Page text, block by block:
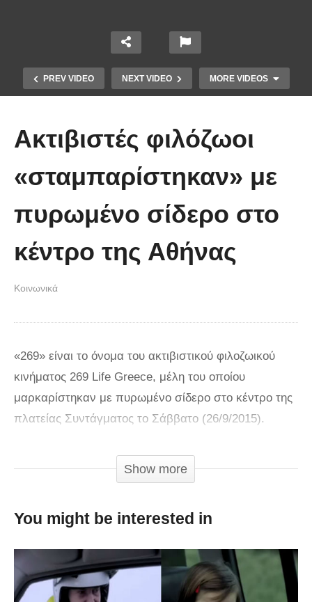
PREV VIDEO NEXT VIDEO MORE VIDEOS
Ένα ζευγάρι τον πρώτο χρόνο VS
(Βίντεο)
Ακτιβιστές φιλόζωοι
«σταμπαρίστηκαν» με
πυρωμένο σίδερο στο
κέντρο της Αθήνας
Κοινωνικά
«269» είναι το όνομα του ακτιβιστικού φιλοζωικού
κινήματος 269 Life Greece, μέλη του οποίου
μαρκαρίστηκαν με πυρωμένο σίδερο στο κέντρο της
πλατείας Συντάγματος το Σάββατο (26/9/2015).
«αποτύπωσαν στο σώμα τους τον αριθμό “269” – τον
αριθμό που επέλεξε η βιομηχανία γάλακτος να δώσει
τα 150 δισεκατομμύρια ανώνυμα, απρόσωπα
άνθρωποι εξαιτίας του εγωισμού, της αδιαφορίας και
της απληστίας τους».
Show more
You might be interested in